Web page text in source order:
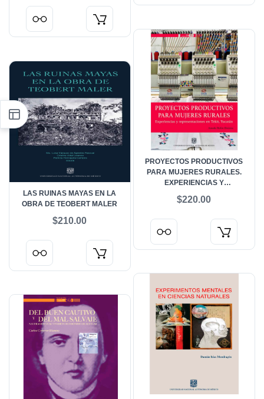
PROYECTOS PRODUCTIVOS
PARA MUJERES RURALES.
EXPERIENCIAS Y
YUCATÁN
$220.00
LAS RUINAS MAYAS EN LA
OBRA DE TEOBERT MALER
$210.00